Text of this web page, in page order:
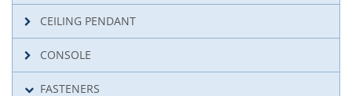
CEILING PENDANT
CONSOLE
FASTENERS